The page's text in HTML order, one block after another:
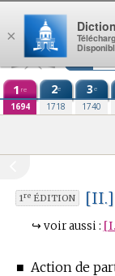
Aller au contenu
1 re
1694
2e
1718
3e
1740
1reÉDITION [II.]
↪ voir aussi :
■ Action de
×